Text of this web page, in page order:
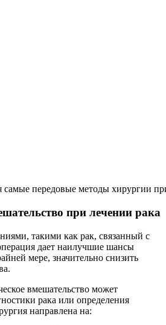
передовые методы хирургии
при лечении рака
такими как рак, связанный с
дает наилучшие шансы
мере, значительно снизить
вмешательство может
рака или определения
направлена на: